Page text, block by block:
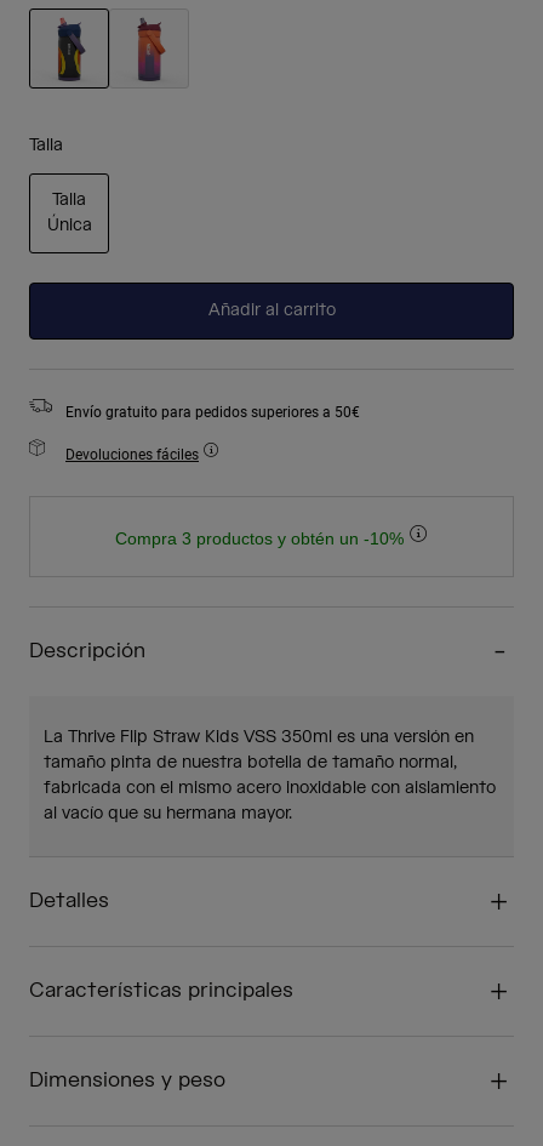
Talla
Talla
Única
Añadir al carrito
Envío gratuito para pedidos superiores a 50€
Devoluciones fáciles
Compra 3 productos y obtén un -10%
Descripción
La Thrive Flip Straw Kids VSS 350ml es una versión en
tamaño pinta de nuestra botella de tamaño normal,
fabricada con el mismo acero inoxidable con aislamiento
al vacío que su hermana mayor.
Detalles
Características principales
Dimensiones y peso